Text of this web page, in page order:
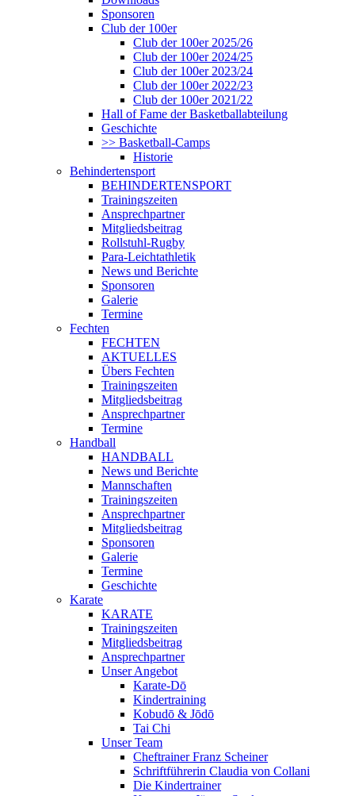
Sponsoren
Club der 100er
Club der 100er 2025/26
Club der 100er 2024/25
Club der 100er 2023/24
Club der 100er 2022/23
Club der 100er 2021/22
Hall of Fame der Basketballabteilung
Geschichte
>> Basketball-Camps
Historie
Behindertensport
BEHINDERTENSPORT
Trainingszeiten
Ansprechpartner
Mitgliedsbeitrag
Rollstuhl-Rugby
Para-Leichtathletik
News und Berichte
Sponsoren
Galerie
Termine
Fechten
FECHTEN
AKTUELLES
Übers Fechten
Trainingszeiten
Mitgliedsbeitrag
Ansprechpartner
Termine
Handball
HANDBALL
News und Berichte
Mannschaften
Trainingszeiten
Ansprechpartner
Mitgliedsbeitrag
Sponsoren
Galerie
Termine
Geschichte
Karate
KARATE
Trainingszeiten
Mitgliedsbeitrag
Ansprechpartner
Unser Angebot
Karate-Dō
Kindertraining
Kobudō & Jōdō
Tai Chi
Unser Team
Cheftrainer Franz Scheiner
Schriftführerin Claudia von Collani
Die Kindertrainer